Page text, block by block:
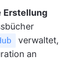
Erstellung
verwaltet,
an